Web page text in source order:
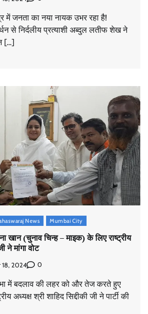
में जनता का नया नायक उभर रहा है!
से निर्दलीय प्रत्याशी अब्दुल लतीफ शेख ने
[…]
News Mumbai City
खान (चुनाव चिन्ह – माइक) के लिए राष्ट्रीय
ने मांगा वोट
18, 2024 0
में बदलाव की लहर को और तेज करते हुए
अध्यक्ष श्री शाहिद सिद्दीकी जी ने पार्टी की